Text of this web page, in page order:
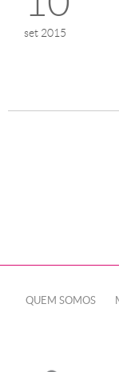
set 2015
QUEM SOMOS